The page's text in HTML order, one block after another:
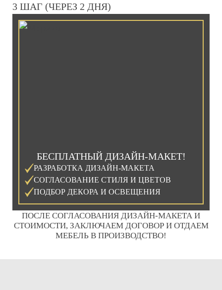
3 ШАГ (ЧЕРЕЗ 2 ДНЯ)
БЕСПЛАТНЫЙ ДИЗАЙН-МАКЕТ!
РАЗРАБОТКА ДИЗАЙН-МАКЕТА
СОГЛАСОВАНИЕ СТИЛЯ И ЦВЕТОВ
ПОДБОР ДЕКОРА И ОСВЕЩЕНИЯ
ПОСЛЕ СОГЛАСОВАНИЯ ДИЗАЙН-МАКЕТА И
СТОИМОСТИ, ЗАКЛЮЧАЕМ ДОГОВОР И ОТДАЕМ
МЕБЕЛЬ В ПРОИЗВОДСТВО!